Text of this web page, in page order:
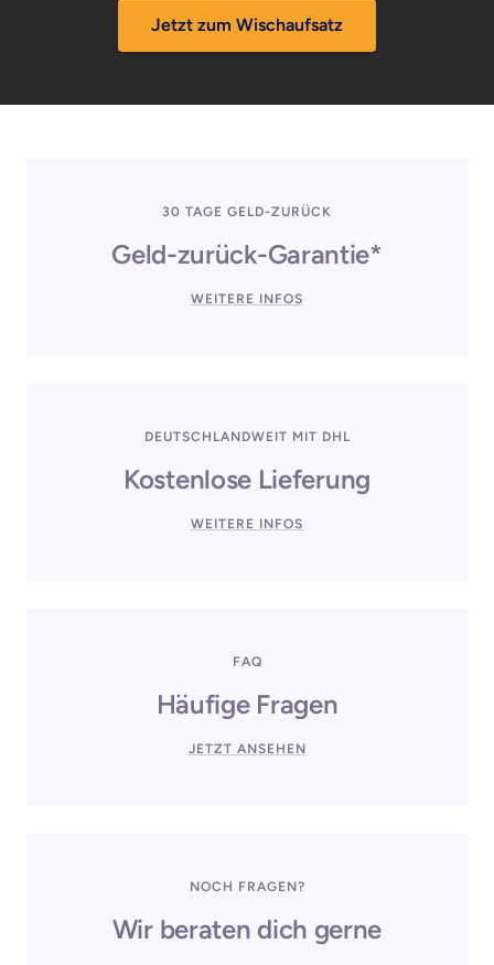
Jetzt zum Wischaufsatz
30 TAGE GELD-ZURÜCK
Geld-zurück-Garantie*
WEITERE INFOS
DEUTSCHLANDWEIT MIT DHL
Kostenlose Lieferung
WEITERE INFOS
FAQ
Häufige Fragen
JETZT ANSEHEN
NOCH FRAGEN?
Wir beraten dich gerne